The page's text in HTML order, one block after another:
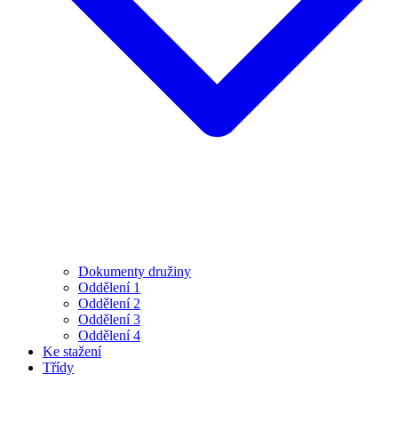
Dokumenty družiny
Oddělení 1
Oddělení 2
Oddělení 3
Oddělení 4
Ke stažení
Třídy